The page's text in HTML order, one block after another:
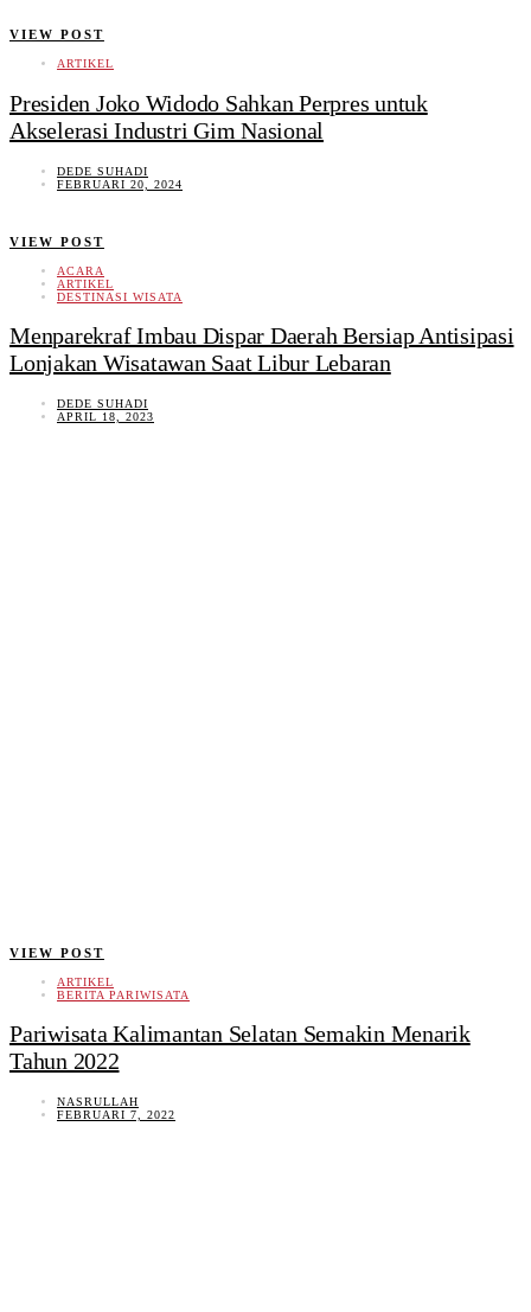
VIEW POST
ARTIKEL
Presiden Joko Widodo Sahkan Perpres untuk
Akselerasi Industri Gim Nasional
DEDE SUHADI
FEBRUARI 20, 2024
VIEW POST
ACARA
ARTIKEL
DESTINASI WISATA
Menparekraf Imbau Dispar Daerah Bersiap Antisipasi
Lonjakan Wisatawan Saat Libur Lebaran
DEDE SUHADI
APRIL 18, 2023
VIEW POST
ARTIKEL
BERITA PARIWISATA
Pariwisata Kalimantan Selatan Semakin Menarik
Tahun 2022
NASRULLAH
FEBRUARI 7, 2022